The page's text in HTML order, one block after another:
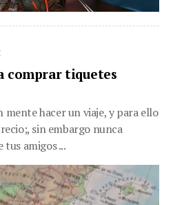
comprar tiquetes
mente hacer un viaje, y para ello
sin embargo nunca
amigos ...